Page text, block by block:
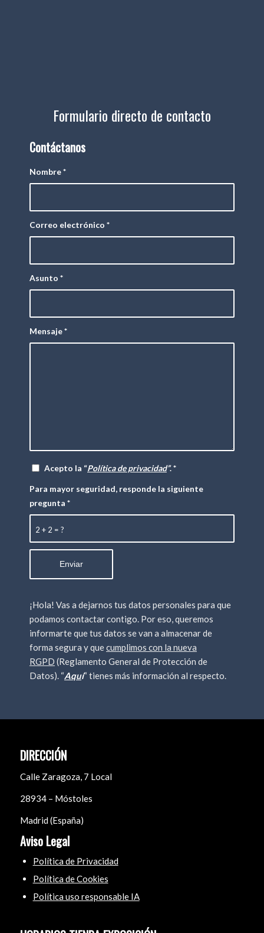
Formulario directo de contacto
Contáctanos
Nombre*
Correo electrónico *
Asunto *
Mensaje*
Acepto la “Política de privacidad”.*
2 + 2 = ?
Para mayor seguridad, responde la siguiente
pregunta *
¡Hola! Vas a dejarnos tus datos personales para que
podamos contactar contigo. Por eso, queremos
informarte que tus datos se van a almacenar de
forma segura y quecumplimos con la nueva
RGPD (Reglamento General de Protección de
Datos). “Aquí“ tienes más información al respecto.
DIRECCIÓN
Calle Zaragoza, 7 Local
28934 – Móstoles
Madrid (España)
Aviso Legal
Política de Privacidad
Política de Cookies
Política uso responsable IA